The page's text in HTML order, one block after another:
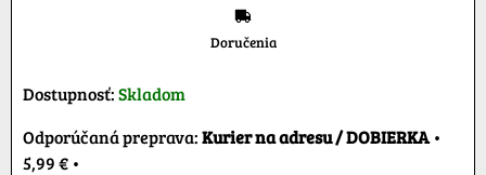
Doručenia
Dostupnosť:Skladom
Kurier na adresu / DOBIERKA•
5,99 € •